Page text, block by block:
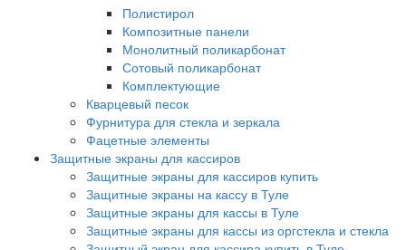
Полистирол
Композитные панели
Монолитный поликарбонат
Сотовый поликарбонат
Комплектующие
Кварцевый песок
Фурнитура для стекла и зеркала
Фацетные элементы
Защитные экраны для кассиров
Защитные экраны для кассиров купить
Защитные экраны на кассу в Туле
Защитные экраны для кассы в Туле
Защитные экраны для кассы из оргстекла и стекла